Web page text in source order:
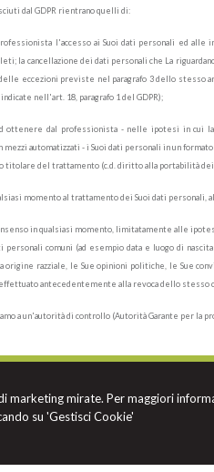
mirate. Per maggiori
su 'Gestisci Cookie'
dal GDPR rientrano quelli di:
l'accesso ai Suoi dati personali ed
la cancellazione dei dati personali che La
eccezioni previste nel paragrafo 3 dello stesso
nell'art. 18, paragrafo 1 del GDPR);
ottenere dal professionista - nelle ipotesi in cui
mezzi automatizzati - i Suoi dati personali in un
titolare del trattamento (c.d. diritto alla portabilità
momento al trattamento dei Suoi dati personali,
in qualsiasi momento, limitatamente alle
personali comuni (ad esempio data e luogo di
origine razziale, le Sue opinioni politiche, le Sue
antecedentemente alla revoca dello stesso
a un'autorità di controllo (Autorità Garante per la